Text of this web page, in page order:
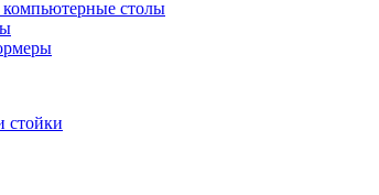
столы
стойки